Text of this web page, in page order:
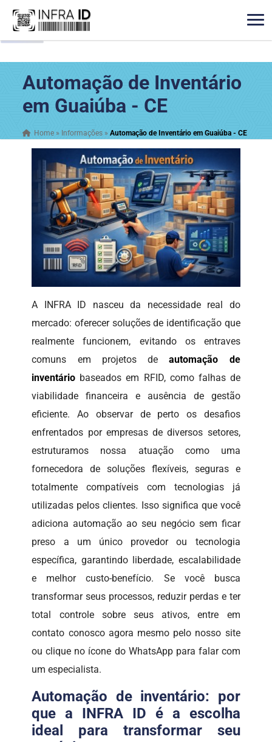
Automação de Inventário
em Guaiúba - CE
Home » Informações »Automação de Inventário em Guaiúba - CE
A INFRA ID nasceu da necessidade real do
mercado: oferecer soluções de identificação que
realmente funcionem, evitando os entraves
comuns em projetos deautomação de
inventário baseados em RFID, como falhas de
viabilidade financeira e ausência de gestão
eficiente. Ao observar de perto os desafios
enfrentados por empresas de diversos setores,
estruturamos nossa atuação como uma
fornecedora de soluções flexíveis, seguras e
totalmente compatíveis com tecnologias já
utilizadas pelos clientes. Isso significa que você
adiciona automação ao seu negócio sem ficar
preso a um único provedor ou tecnologia
específica, garantindo liberdade, escalabilidade
e melhor custo-benefício. Se você busca
transformar seus processos, reduzir perdas e ter
total controle sobre seus ativos, entre em
contato conosco agora mesmo pelo nosso site
ou clique no ícone do WhatsApp para falar com
um especialista.
Automação de inventário: por
que a INFRA ID é a escolha
ideal para transformar seu